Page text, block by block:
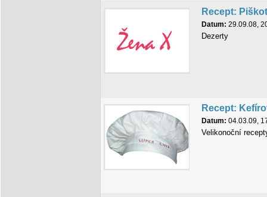
Recept:
Datum: 29.09.08,
Dezerty
Recept:
Datum: 04.03.09,
Velikonoční